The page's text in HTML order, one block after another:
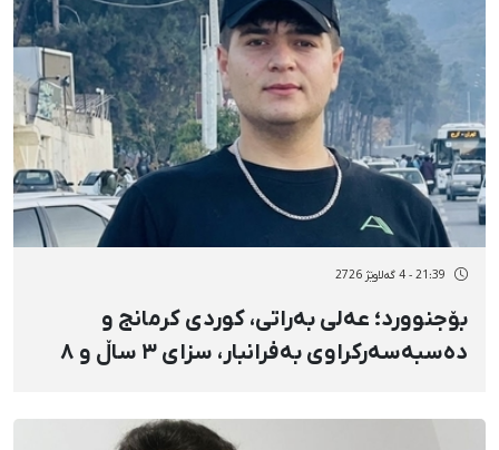
21:39 - 4 گەلاوێژ 2726
بۆجنوورد؛ عەلی بەراتی، کوردی کرمانج و
دەسبەسەرکراوی بەفرانبار، سزای ۳ ساڵ و ۸